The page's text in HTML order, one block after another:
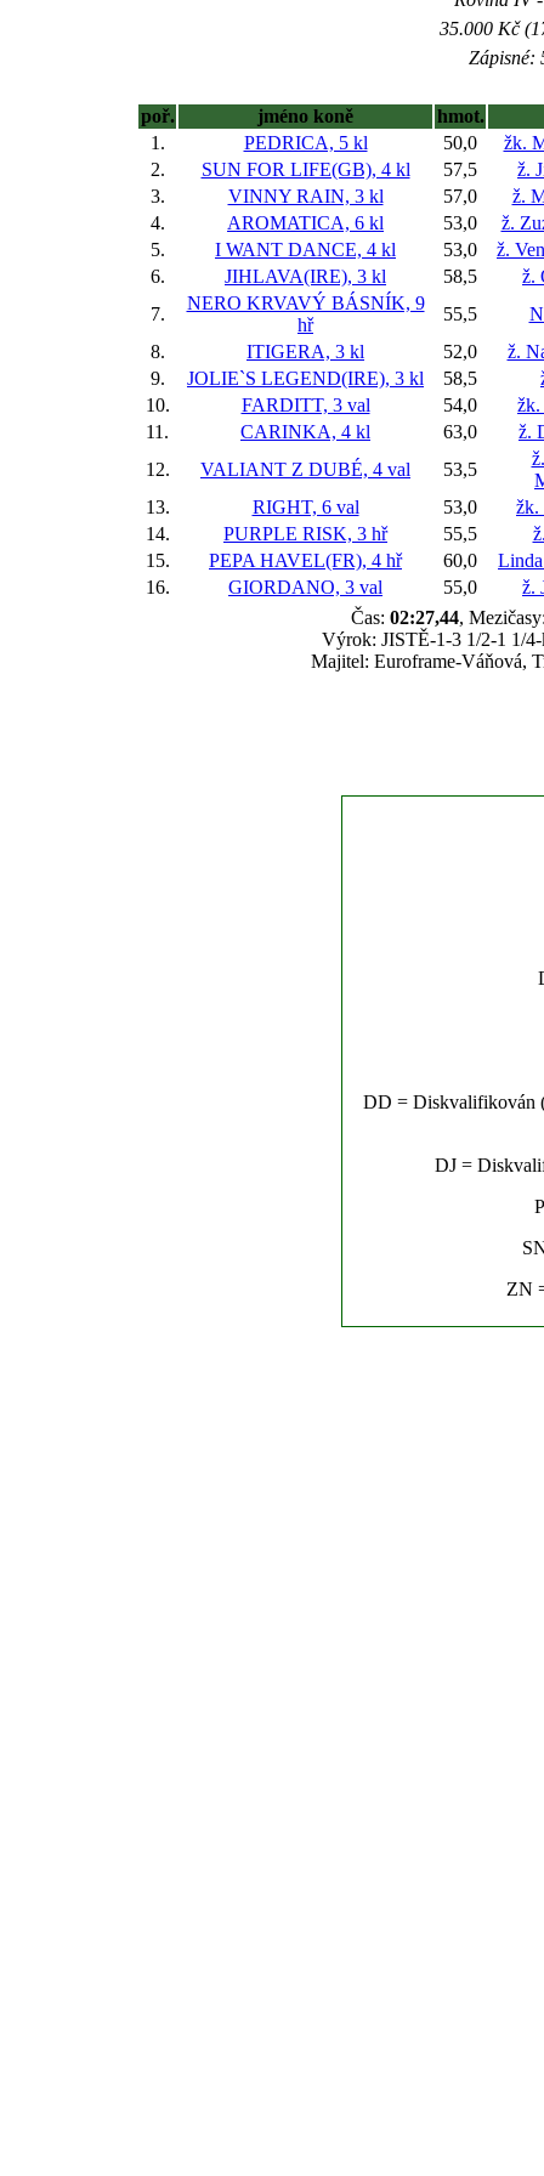
35.000 Kč
Zápisné:
poř. jméno koně
hmot.
1.
PEDRICA, 5 kl 50,0
žk.
2.
SUN FOR LIFE(GB), 4 kl 57,5
ž.
3.
VINNY RAIN, 3 kl 57,0
ž.
4.
AROMATICA, 6 kl 53,0
ž.
5.
I WANT DANCE, 4 kl 53,0
ž.
6.
JIHLAVA(IRE), 3 kl 58,5
ž.
7.
NERO KRVAVÝ BÁSNÍK, 9
hř
55,5
8.
ITIGERA, 3 kl 52,0
ž.
9.
JOLIE`S LEGEND(IRE), 3 kl 58,5
10.
FARDITT, 3 val 54,0
žk.
11.
CARINKA, 4 kl 63,0
ž.
12.
VALIANT Z DUBÉ, 4 val 53,5
13.
RIGHT, 6 val 53,0
žk.
14.
PURPLE RISK, 3 hř 55,5
15.
PEPA HAVEL(FR), 4 hř 60,0
16.
GIORDANO, 3 val 55,0
ž.
Čas: 02:27,44,
Výrok: JISTĚ-1-3 1/2-1 1/
Majitel: Euroframe-Váňová,
DD = Diskvalifikován
DJ =
ZN